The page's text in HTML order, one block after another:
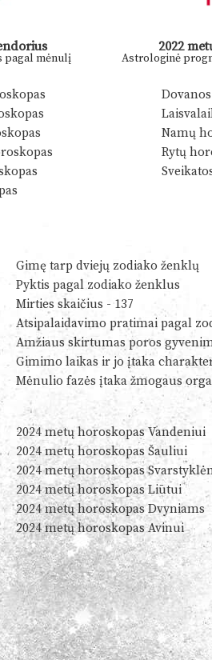
pagal mėnulį
2022
Astrologinė
Namų
Rytų
Gimę tarp dviejų zodiako ženklų
Pyktis pagal zodiako ženklus
Mirties skaičius - 137
Atsipalaidavimo pratimai pagal
Amžiaus skirtumas poros
Gimimo laikas ir jo įtaka
Mėnulio fazės įtaka žmogaus
2024 metų horoskopas Vandeniui
2024 metų horoskopas Šauliui
2024 metų horoskopas
2024 metų horoskopas Liūtui
2024 metų horoskopas Dvyniams
2024 metų horoskopas Avinui